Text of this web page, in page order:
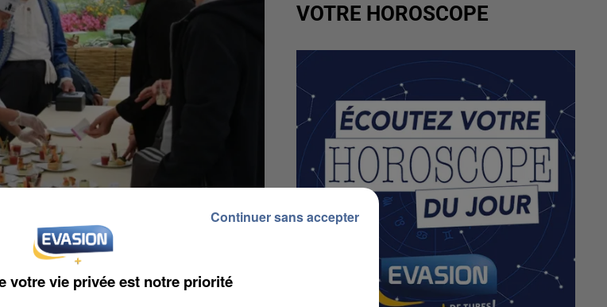
VOTRE HOROSCOPE
votre vie privée est notre priorité
Continuer sans accepter